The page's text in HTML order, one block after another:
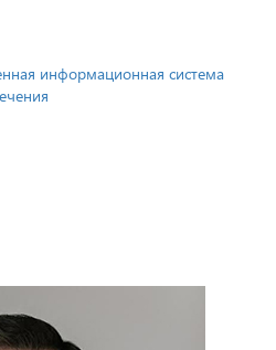
информационная система